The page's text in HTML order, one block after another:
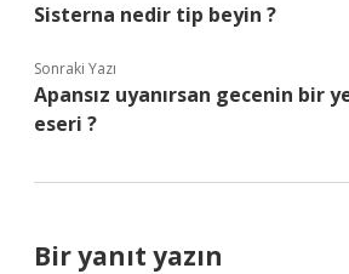
Sisterna nedir tip beyin ?
Sonraki Yazı
Apansız uyanırsan gecenin bir
eseri ?
Bir yanıt yazın